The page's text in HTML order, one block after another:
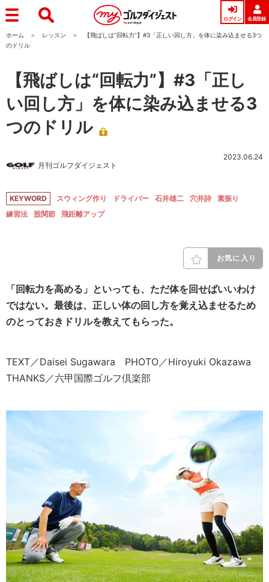
ログイン 会員登録
ホーム レッスン
【飛ばしは“回転力”】#3「正しい回し方」を体に染み込ませる3つ
のドリル
【飛ばしは“回転力”】#3「正し
い回し方」を体に染み込ませる3
つのドリル
月刊ゴルフダイジェスト
2023.06.24
KEYWORD スウィング作り ドライバー 石井雄二 穴井詩
素振り
練習法
股関節 飛距離アップ
お気に入り
「回転力を高める」といっても、ただ体を回せばいいわけ
ではない。最後は、正しい体の回し方を覚え込ませるため
のとっておきドリルを教えてもらった。
TEXT／Daisei Sugawara PHOTO／Hiroyuki Okazawa
THANKS／六甲国際ゴルフ倶楽部